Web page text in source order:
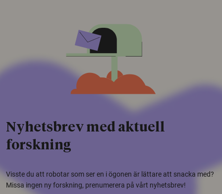
Nyhetsbrev med aktuell
forskning
Visste du att robotar som ser en i ögonen är lättare att snacka med?
Missa ingen ny forskning, prenumerera på vårt nyhetsbrev!